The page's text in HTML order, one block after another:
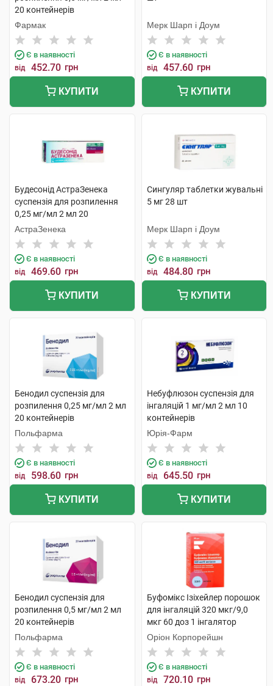
20 контейнерів
Фармак
Є в наявності
від 452.70 грн
КУПИТИ
Мерк Шарп і Доум
Є в наявності
від 457.60 грн
КУПИТИ
Будесонід АстраЗенека
суспензія для розпилення
0,25 мг/мл 2 мл 20
контейнерів
АстраЗенека
Є в наявності
від 469.60 грн
КУПИТИ
Сингуляр таблетки жувальні
5 мг 28 шт
Мерк Шарп і Доум
Є в наявності
від 484.80 грн
КУПИТИ
Бенодил суспензія для
розпилення 0,25 мг/мл 2 мл
20 контейнерів
Польфарма
Є в наявності
від 598.60 грн
КУПИТИ
Небуфлюзон суспензія для
інгаляцій 1 мг/мл 2 мл 10
контейнерів
Юрія-Фарм
Є в наявності
від 645.50 грн
КУПИТИ
Бенодил суспензія для
розпилення 0,5 мг/мл 2 мл
20 контейнерів
Польфарма
Є в наявності
від 673.20 грн
Буфомікс Ізіхейлер порошок
для інгаляцій 320 мкг/9,0
мкг 60 доз 1 інгалятор
Оріон Корпорейшн
Є в наявності
від 720.10 грн